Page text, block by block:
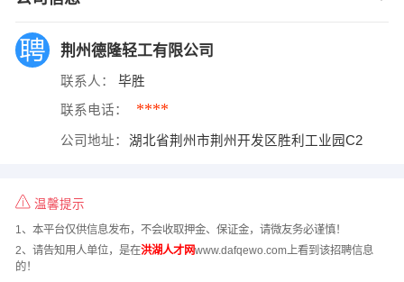
荆州德隆轻工有限公司
联系人： 毕胜
联系电话： ****
公司地址： 湖北省荆州市荆州开发区胜利工业园C2
温馨提示
1、本平台仅供信息发布，不会收取押金、保证金，请微友务必谨慎！
2、请告知用人单位，是在洪湖人才网www.dafqewo.com上看到该招聘信息
的！